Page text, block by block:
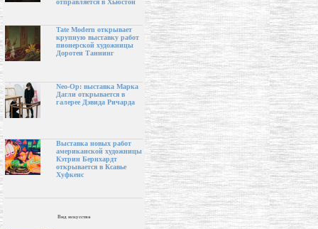
отправляется в Хьюстон
Tate Modern открывает
крупную выставку работ
пионерской художницы
Доротеи Таннинг
Neo-Op: выставка Марка
Дагли открывается в
галерее Дэвида Ричарда
Выставка новых работ
американской художницы
Кэтрин Бернхардт
открывается в Ксавье
Хуфкенс
Вид искусства